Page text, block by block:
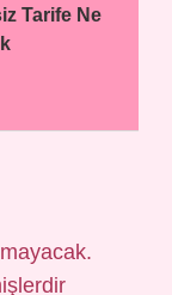
Tarife Ne